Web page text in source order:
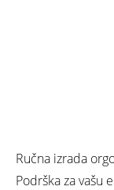
Ručna izrada
Podrška za vašu